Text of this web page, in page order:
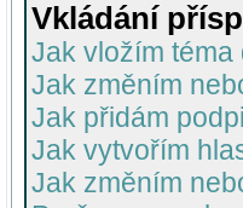
Vkládání
Jak vložím téma
Jak změním
Jak přidám
Jak vytvořím
Jak změním